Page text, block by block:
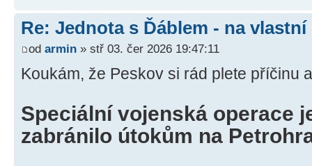
Re: Jednota s Ďáblem - na
od armin » stř 03. čer 2026 19:47:11
Koukám, že Peskov si rád plete příčinu
Speciální vojenská operace
zabránilo útokům na